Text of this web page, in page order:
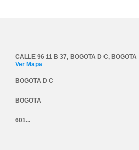
CALLE 96 11 B 37, BOGOTA D C, BOGOTA
Ver Mapa
BOGOTA D C
BOGOTA
601...